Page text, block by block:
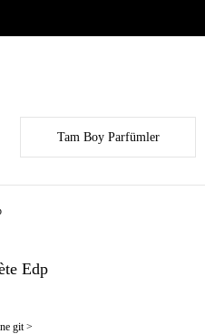
Tam Boy Parfümler
Edp
git >